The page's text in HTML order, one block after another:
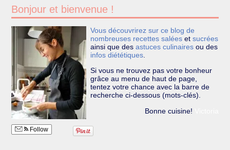
Bonjour et bienvenue !
Vous découvrirez sur ce blog de
nombreuses recettes saléeset sucrées
ainsi que des astuces culinairesou des
infos diététiques.
Si vous ne trouvez pas votre bonheur
grâce au menu de haut de page,
tentez votre chance avec la barre de
recherche ci-dessous (mots-clés).
Bonne cuisine!
Follow